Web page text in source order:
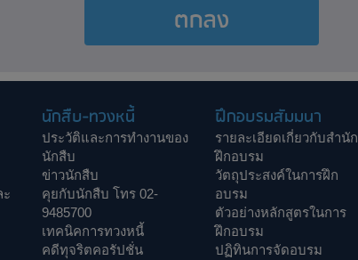
ตกลง
นักสืบ-ทวงหนี้
ประวัติและการทำงานของ
นักสืบ
ข่าวนักสืบ
คุยกับนักสืบ โทร 02-
9485700
เทคนิคการทวงหนี้
คดีทุจริตคอรัปชั่น
ฝึกอบรมสัมมนา
รายละเอียดเกี่ยวกับสำนัก
ฝึกอบรม
วัตถุประสงค์ในการฝึก
อบรม
ตัวอย่างหลักสูตรในการ
ฝึกอบรม
ปฏิทินการจัดอบรม